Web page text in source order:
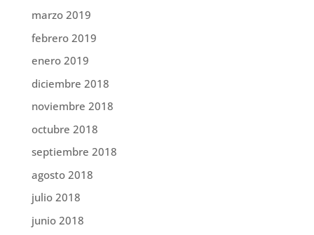
marzo 2019
febrero 2019
enero 2019
diciembre 2018
noviembre 2018
octubre 2018
septiembre 2018
agosto 2018
julio 2018
junio 2018